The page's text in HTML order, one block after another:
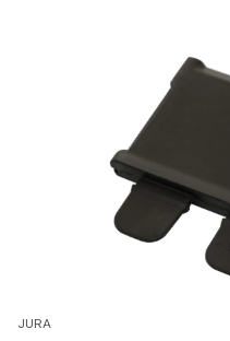
JURA